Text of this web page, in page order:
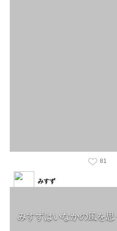
81
みすずはいなかの風を思
みすず